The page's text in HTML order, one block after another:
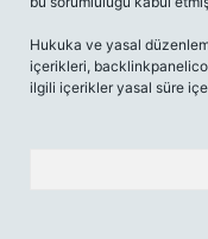
Hukuka ve yasal
içerikleri,
ilgili içerikler yasal süre